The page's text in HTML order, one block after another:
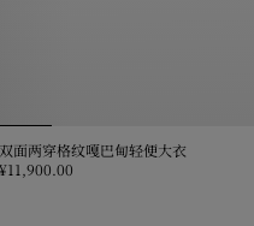
双面两穿格纹嘎巴甸轻便大衣
¥11,900.00